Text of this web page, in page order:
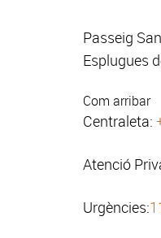
Passeig
Esplugues
Com arribar
Centraleta:
Atenció
Urgències: